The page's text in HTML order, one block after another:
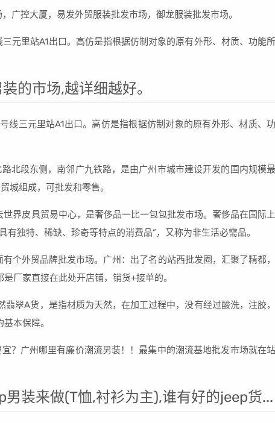
广控大厦，易发外贸服装批发市场，御龙服装批发市场。
元里站A1出口。高仿是指根据仿制对象的原有外形、材质、功能所
的市场,越详细越好。
线三元里站A1出口。高仿是指根据仿制对象的原有外形、材质、功
北段东侧，南邻广九铁路，是由广州市城市建设开发的国内规模最
城组成，可批发和零售。
界皮具贸易中心，是奢侈品一比一包包批发市场。奢侈品在国际上
独特、稀缺、珍奇等特点的消费品”，又称为非生活必需品。
个外贸品牌批发市场。广州：出了名的站西批发圈，汇聚了精都，
厂家直接在此处开店铺，销货+接单的。
翠A货，是指材质为天然，在加工过程中，没有经过酸洗，注胶，
本保障。
？广州哪里有廉价潮流男装！！最集中的潮流基地批发市场就在站
装来做(T恤,衬衫为主),谁有好的jeep货...